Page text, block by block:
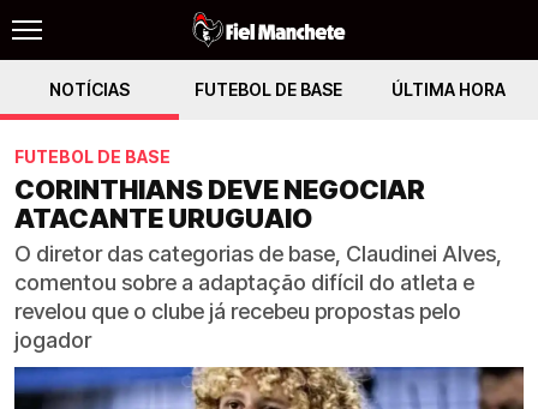
NOTÍCIAS FUTEBOL DE BASE ÚLTIMA HORA
FUTEBOL DE BASE
CORINTHIANS DEVE NEGOCIAR
ATACANTE URUGUAIO
O diretor das categorias de base, Claudinei Alves,
comentou sobre a adaptação difícil do atleta e
revelou que o clube já recebeu propostas pelo
jogador